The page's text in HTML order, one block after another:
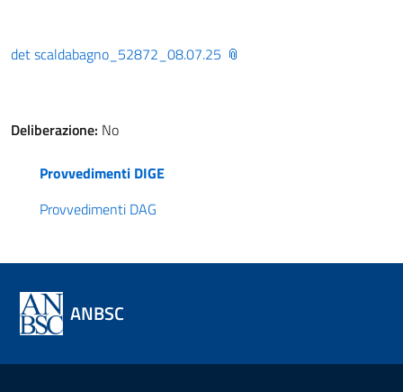
det scaldabagno_52872_08.07.25
Deliberazione: No
Provvedimenti DIGE
Provvedimenti DAG
ANBSC